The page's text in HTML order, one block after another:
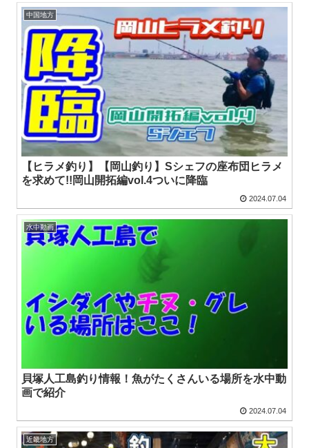
中国地方
【ヒラメ釣り】【岡山釣り】Sシェフの座布団ヒラメ
を求めて!!岡山開拓編vol.4ついに降臨
2024.07.04
水中動画
貝塚人工島釣り情報！魚がたくさんいる場所を水中動
画で紹介
2024.07.04
近畿地方